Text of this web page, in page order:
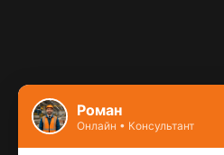
Контакты
Роман
Онлайн • Консультант